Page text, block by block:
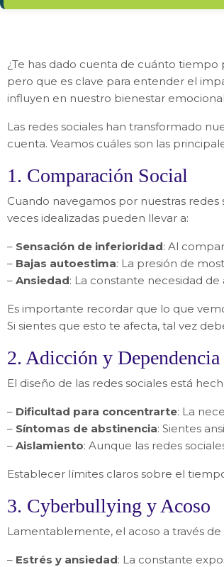
¿Te has dado cuenta de cuánto tiempo
pero que es clave para entender el
influyen en nuestro bienestar
Las redes sociales han transformado
cuenta. Veamos cuáles son las
1. Comparación Social
Cuando navegamos por nuestras
veces idealizadas pueden llevar a:
– Sensación de inferioridad: Al
– Bajas autoestima: La presión de
– Ansiedad: La constante necesidad
Es importante recordar que lo que
Si sientes que esto te afecta, tal vez
2. Adicción y Dependencia
El diseño de las redes sociales está
– Dificultad para concentrarte: La
– Síntomas de abstinencia: Sientes
– Aislamiento: Aunque las redes
Establecer límites claros sobre el
3. Cyberbullying y Acoso
Lamentablemente, el acoso a través
– Estrés y ansiedad: La constante